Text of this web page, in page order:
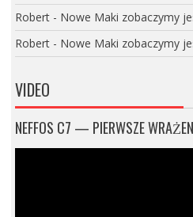
Robert- Nowe Maki zobaczymy
Robert- Nowe Maki zobaczymy
VIDEO
NEFFOS C7 — PIERWSZE